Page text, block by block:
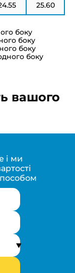
25.60
боку
боку
боку
боку
вашого
і ми